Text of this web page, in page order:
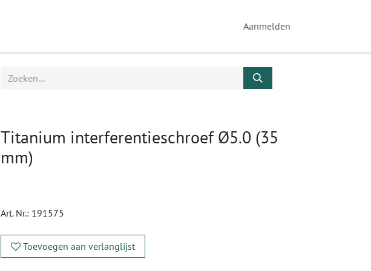
Aanmelden
Titanium interferentieschroef Ø5.0 (35
mm)
Art. Nr.: 191575
Toevoegen aan verlanglijst